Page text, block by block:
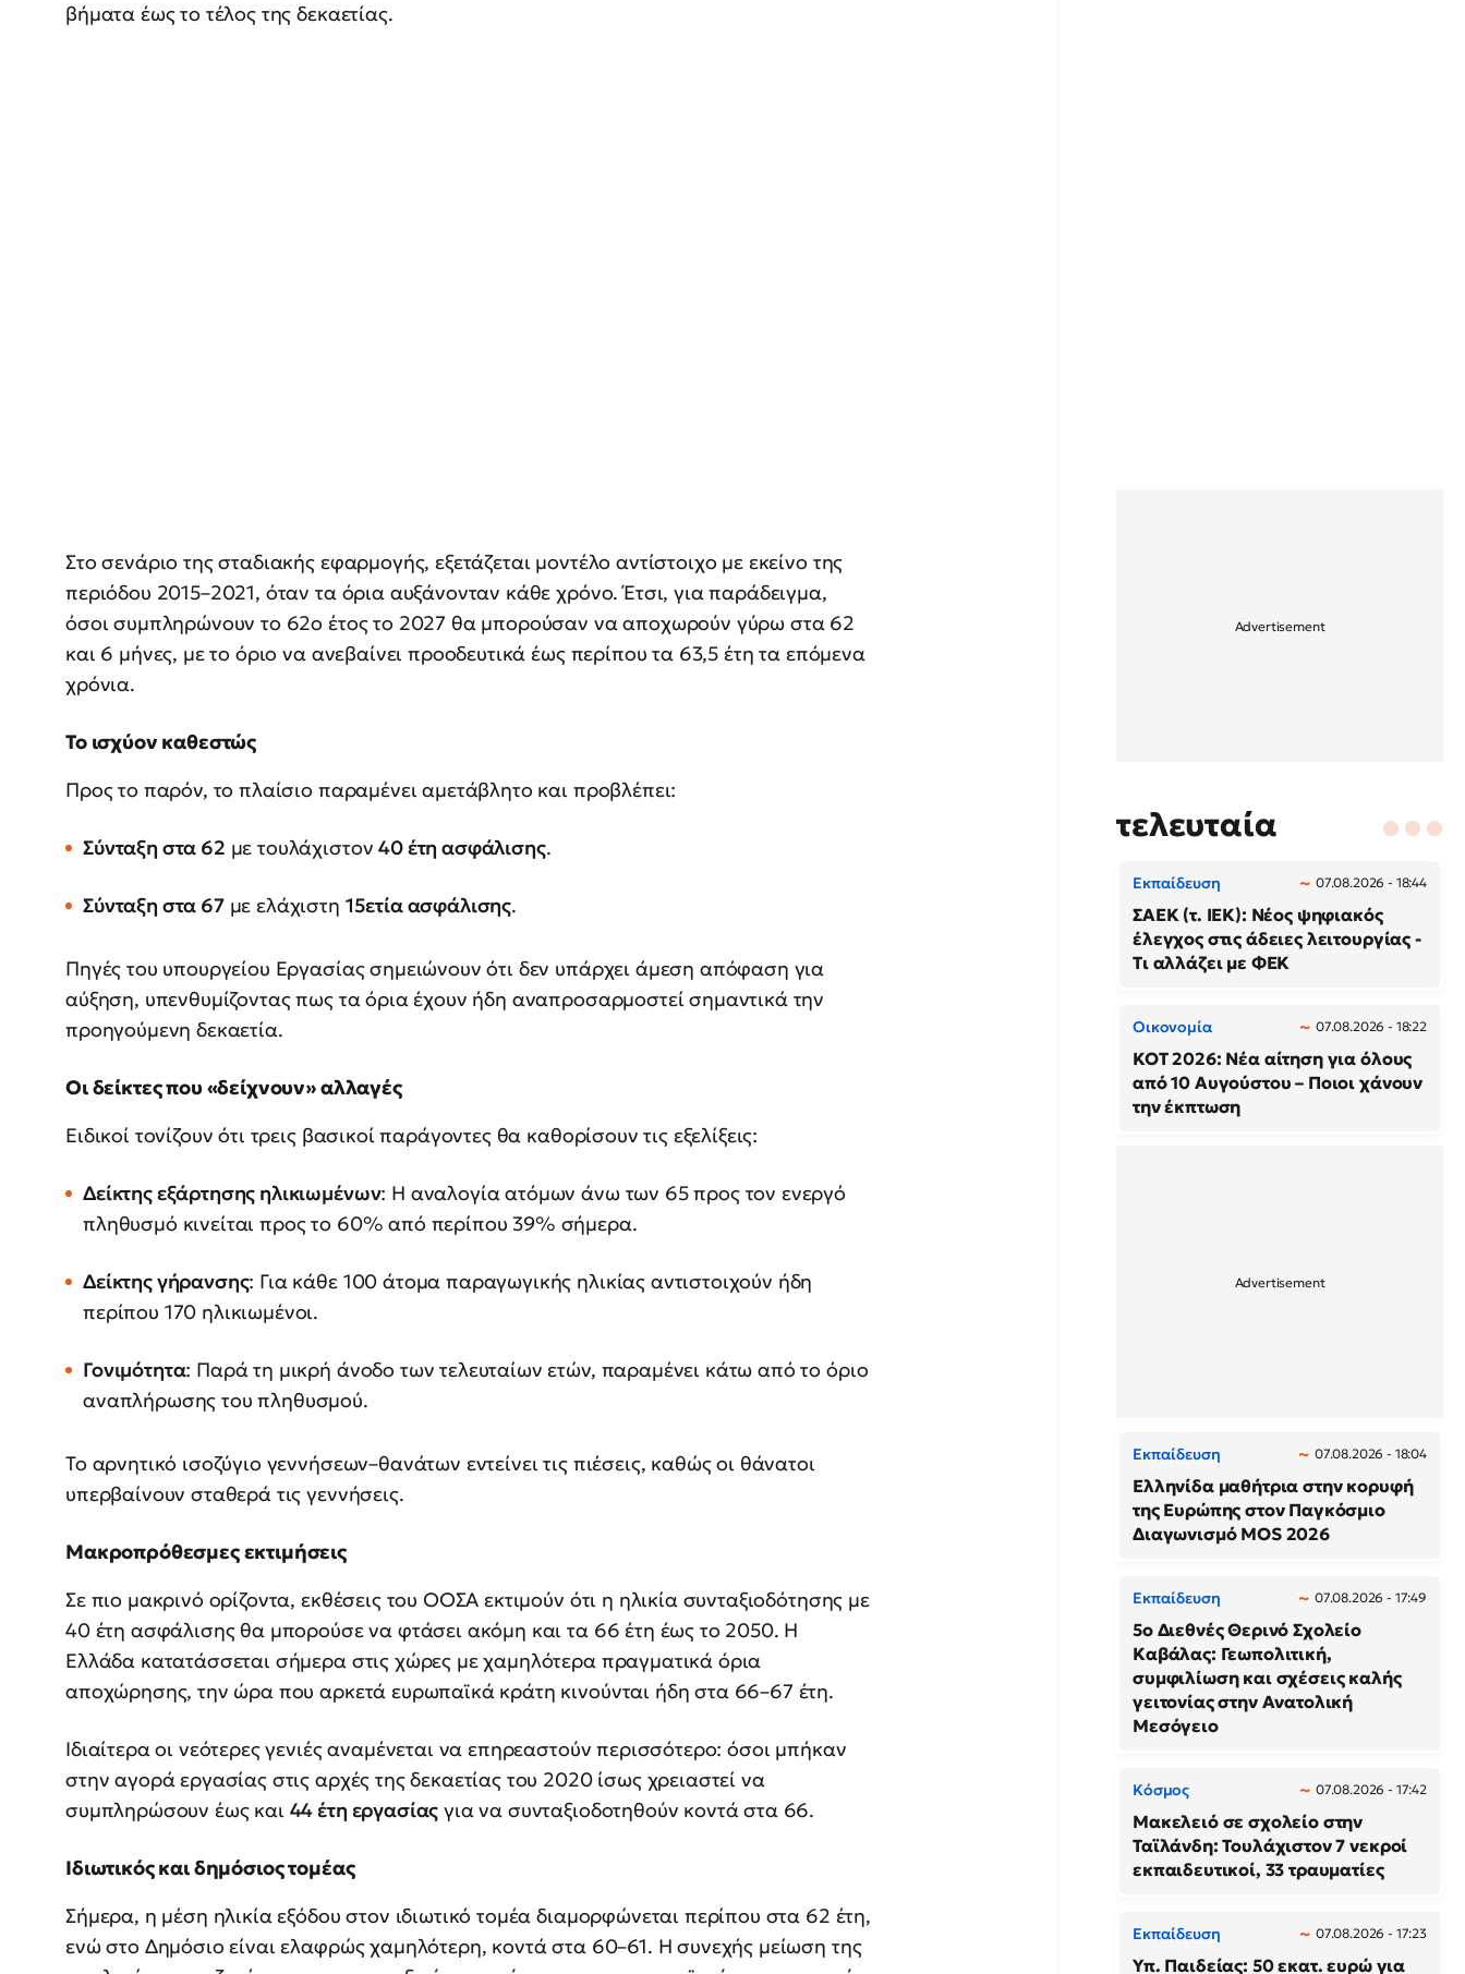
βήματα έως το τέλος της δεκαετίας.
Στο σενάριο της σταδιακής εφαρμογής, εξετάζεται μοντέλο αντίστοιχο με εκείνο της
περιόδου 2015–2021, όταν τα όρια αυξάνονταν κάθε χρόνο. Έτσι, για παράδειγμα,
όσοι συμπληρώνουν το 62ο έτος το 2027 θα μπορούσαν να αποχωρούν γύρω στα 62
και 6 μήνες, με το όριο να ανεβαίνει προοδευτικά έως περίπου τα 63,5 έτη τα επόμενα
χρόνια.
Το ισχύον καθεστώς
Προς το παρόν, το πλαίσιο παραμένει αμετάβλητο και προβλέπει:
Σύνταξη στα 62 με τουλάχιστον40 έτη ασφάλισης.
Σύνταξη στα 67με ελάχιστη 15ετία ασφάλισης.
Πηγές του υπουργείου Εργασίας σημειώνουν ότι δεν υπάρχει άμεση απόφαση για
αύξηση, υπενθυμίζοντας πως τα όρια έχουν ήδη αναπροσαρμοστεί σημαντικά την
προηγούμενη δεκαετία.
Οι δείκτες που «δείχνουν» αλλαγές
Ειδικοί τονίζουν ότι τρεις βασικοί παράγοντες θα καθορίσουν τις εξελίξεις:
Δείκτης εξάρτησης ηλικιωμένων: Η αναλογία ατόμων άνω των 65 προς τον ενεργό
πληθυσμό κινείται προς το 60% από περίπου 39% σήμερα.
Δείκτης γήρανσης: Για κάθε 100 άτομα παραγωγικής ηλικίας αντιστοιχούν ήδη
περίπου 170 ηλικιωμένοι.
Γονιμότητα: Παρά τη μικρή άνοδο των τελευταίων ετών, παραμένει κάτω από το όριο
αναπλήρωσης του πληθυσμού.
Το αρνητικό ισοζύγιο γεννήσεων–θανάτων εντείνει τις πιέσεις, καθώς οι θάνατοι
υπερβαίνουν σταθερά τις γεννήσεις.
Μακροπρόθεσμες εκτιμήσεις
Σε πιο μακρινό ορίζοντα, εκθέσεις του ΟΟΣΑ εκτιμούν ότι η ηλικία συνταξιοδότησης με
40 έτη ασφάλισης θα μπορούσε να φτάσει ακόμη και τα 66 έτη έως το 2050. Η
Ελλάδα κατατάσσεται σήμερα στις χώρες με χαμηλότερα πραγματικά όρια
αποχώρησης, την ώρα που αρκετά ευρωπαϊκά κράτη κινούνται ήδη στα 66–67 έτη.
Ιδιαίτερα οι νεότερες γενιές αναμένεται να επηρεαστούν περισσότερο: όσοι μπήκαν
στην αγορά εργασίας στις αρχές της δεκαετίας του 2020 ίσως χρειαστεί να
συμπληρώσουν έως και 44 έτη εργασίας για να συνταξιοδοτηθούν κοντά στα 66.
Ιδιωτικός και δημόσιος τομέας
Σήμερα, η μέση ηλικία εξόδου στον ιδιωτικό τομέα διαμορφώνεται περίπου στα 62 έτη,
ενώ στο Δημόσιο είναι ελαφρώς χαμηλότερη, κοντά στα 60–61. Η συνεχής μείωση της
τελευταία
Εκπαίδευση 07.08.2026 - 18:44
ΣΑΕΚ (τ. ΙΕΚ): Νέος ψηφιακός
έλεγχος στις άδειες λειτουργίας -
Τι αλλάζει με ΦΕΚ
Οικονομία 07.08.2026 - 18:22
ΚΟΤ 2026: Νέα αίτηση για όλους
από 10 Αυγούστου – Ποιοι χάνουν
την έκπτωση
Εκπαίδευση 07.08.2026 - 18:04
Ελληνίδα μαθήτρια στην κορυφή
της Ευρώπης στον Παγκόσμιο
Διαγωνισμό MOS 2026
Εκπαίδευση 07.08.2026 - 17:49
5ο Διεθνές Θερινό Σχολείο
Καβάλας: Γεωπολιτική,
συμφιλίωση και σχέσεις καλής
γειτονίας στην Ανατολική
Μεσόγειο
Κόσμος 07.08.2026 - 17:42
Μακελειό σε σχολείο στην
Ταϊλάνδη: Τουλάχιστον 7 νεκροί
εκπαιδευτικοί, 33 τραυματίες
Εκπαίδευση 07.08.2026 - 17:23
Υπ. Παιδείας: 50 εκατ. ευρώ για